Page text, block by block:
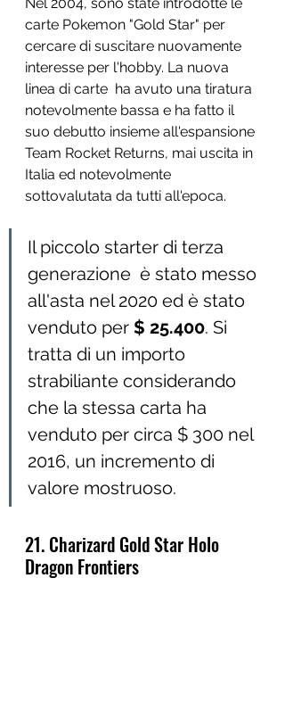
Nel 2004, sono state introdotte le
carte Pokemon "Gold Star" per
cercare di suscitare nuovamente
interesse per l'hobby. La nuova
linea di carte  ha avuto una tiratura
notevolmente bassa e ha fatto il
suo debutto insieme all'espansione
Team Rocket Returns, mai uscita in
Italia ed notevolmente
sottovalutata da tutti all'epoca.
Il piccolo starter di terza
generazione  è stato messo
all'asta nel 2020 ed è stato
venduto per $ 25.400. Si
tratta di un importo
strabiliante considerando
che la stessa carta ha
venduto per circa $ 300 nel
2016, un incremento di
valore mostruoso.
21. Charizard Gold Star Holo
Dragon Frontiers